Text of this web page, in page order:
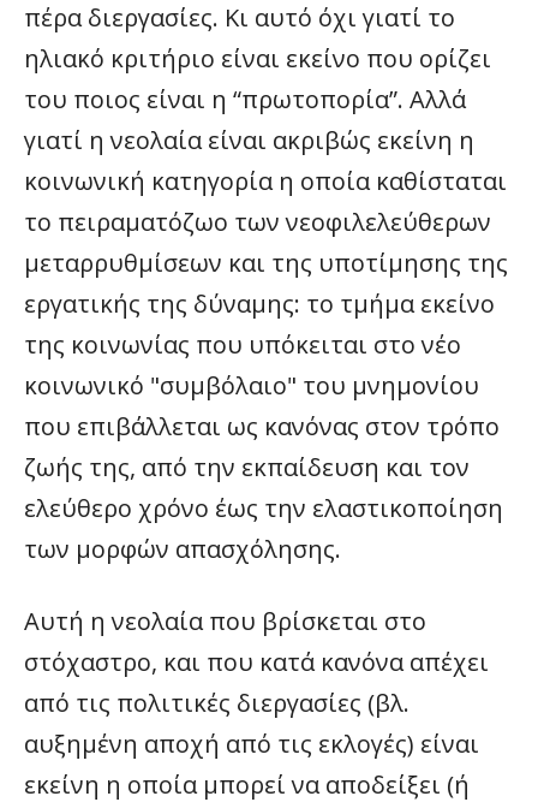
πέρα διεργασίες. Κι αυτό όχι γιατί το
ηλιακό κριτήριο είναι εκείνο που ορίζει
του ποιος είναι η “πρωτοπορία”. Αλλά
γιατί η νεολαία είναι ακριβώς εκείνη η
κοινωνική κατηγορία η οποία καθίσταται
το πειραματόζωο των νεοφιλελεύθερων
μεταρρυθμίσεων και της υποτίμησης της
εργατικής της δύναμης: το τμήμα εκείνο
της κοινωνίας που υπόκειται στο νέο
κοινωνικό "συμβόλαιο" του μνημονίου
που επιβάλλεται ως κανόνας στον τρόπο
ζωής της, από την εκπαίδευση και τον
ελεύθερο χρόνο έως την ελαστικοποίηση
των μορφών απασχόλησης.
Αυτή η νεολαία που βρίσκεται στο
στόχαστρο, και που κατά κανόνα απέχει
από τις πολιτικές διεργασίες (βλ.
αυξημένη αποχή από τις εκλογές) είναι
εκείνη η οποία μπορεί να αποδείξει (ή